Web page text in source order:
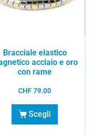
Bracciale elastico
acciaio e oro
con rame
CHF79.00
Scegli